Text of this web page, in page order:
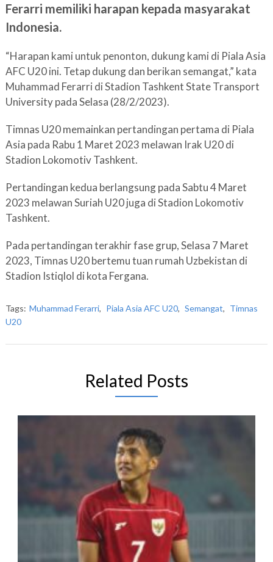
Ferarri memiliki harapan kepada masyarakat
Indonesia.
“Harapan kami untuk penonton, dukung kami di Piala Asia
AFC U20 ini. Tetap dukung dan berikan semangat,” kata
Muhammad Ferarri di Stadion Tashkent State Transport
University pada Selasa (28/2/2023).
Timnas U20 memainkan pertandingan pertama di Piala
Asia pada Rabu 1 Maret 2023 melawan Irak U20 di
Stadion Lokomotiv Tashkent.
Pertandingan kedua berlangsung pada Sabtu 4 Maret
2023 melawan Suriah U20 juga di Stadion Lokomotiv
Tashkent.
Pada pertandingan terakhir fase grup, Selasa 7 Maret
2023, Timnas U20 bertemu tuan rumah Uzbekistan di
Stadion Istiqlol di kota Fergana.
Tags: Muhammad Ferarri, Piala Asia AFC U20, Semangat, Timnas
U20
Related Posts